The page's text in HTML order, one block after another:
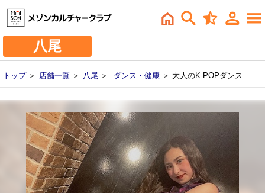
八尾
トップ＞ 店舗一覧 ＞ 八尾 ＞ ダンス・健康 ＞ 大人のK-POPダンス